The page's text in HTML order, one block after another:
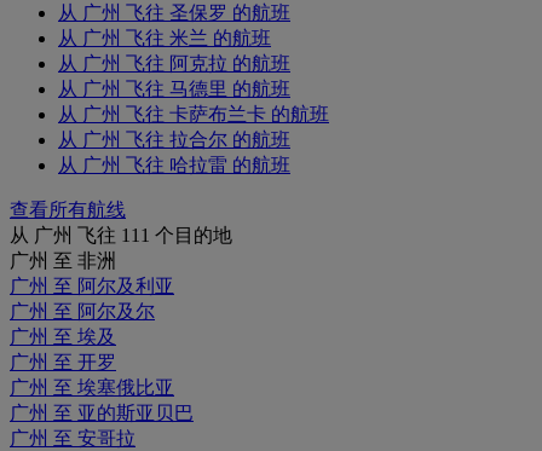
从 广州 飞往 圣保罗 的航班
从 广州 飞往 米兰 的航班
从 广州 飞往 阿克拉 的航班
从 广州 飞往 马德里 的航班
从 广州 飞往 卡萨布兰卡 的航班
从 广州 飞往 拉合尔 的航班
从 广州 飞往 哈拉雷 的航班
查看所有航线
从 广州 飞往 111 个目的地
广州 至 非洲
广州 至 阿尔及利亚
广州 至 阿尔及尔
广州 至 埃及
广州 至 开罗
广州 至 埃塞俄比亚
广州 至 亚的斯亚贝巴
广州 至 安哥拉